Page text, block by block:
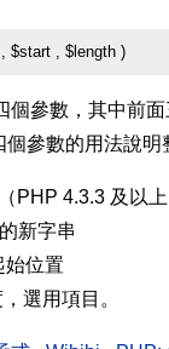
$start , $length )
個參數，其中前
參數的用法說明
PHP 4.3.3 及以上
新字串
始位置
選用項目。